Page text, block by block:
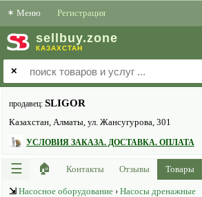
✶ Меню Регистрация
sell buy.zone
КАЗАХСТАН
✕
продавец: SLIGOR
Казахстан, Алматы, ул. Жансугурова, 301
УСЛОВИЯ ЗАКАЗА. ДОСТАВКА. ОПЛАТА
☰ 🏠 Контакты Отзывы Товары
⇲ Насосное оборудование › Насосы дренажные